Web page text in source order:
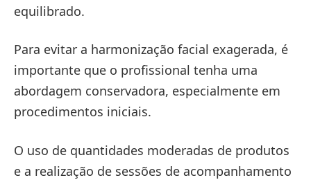
equilibrado.
Para evitar a harmonização facial exagerada, é
importante que o profissional tenha uma
abordagem conservadora, especialmente em
procedimentos iniciais.
O uso de quantidades moderadas de produtos
e a realização de sessões de acompanhamento